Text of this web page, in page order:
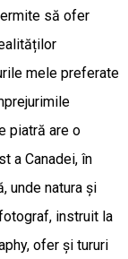
să ofer
mele preferate
piatră are o
a Canadei, în
unde natura și
instruit la
ofer și tururi